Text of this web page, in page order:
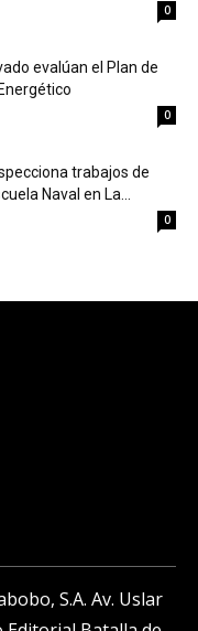
0
evalúan el Plan de
0
trabajos de
Naval en La...
0
S.A. Av. Uslar